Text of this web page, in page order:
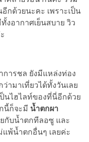
กด้วยนะคะ เพราะเป็น
งอากาศเย็นสบาย วิว
ารชล ยังมีแหล่งท่อง
ามาเที่ยวได้ทั้งวันเลย
ป็นไฮไลท์ของที่นี่อีกด้วย
นี้ก็จะมี น้ำตกผา
กับน้ำตกทีลอซู และ
พ้น้ำตกอื่นๆ เลยค่ะ